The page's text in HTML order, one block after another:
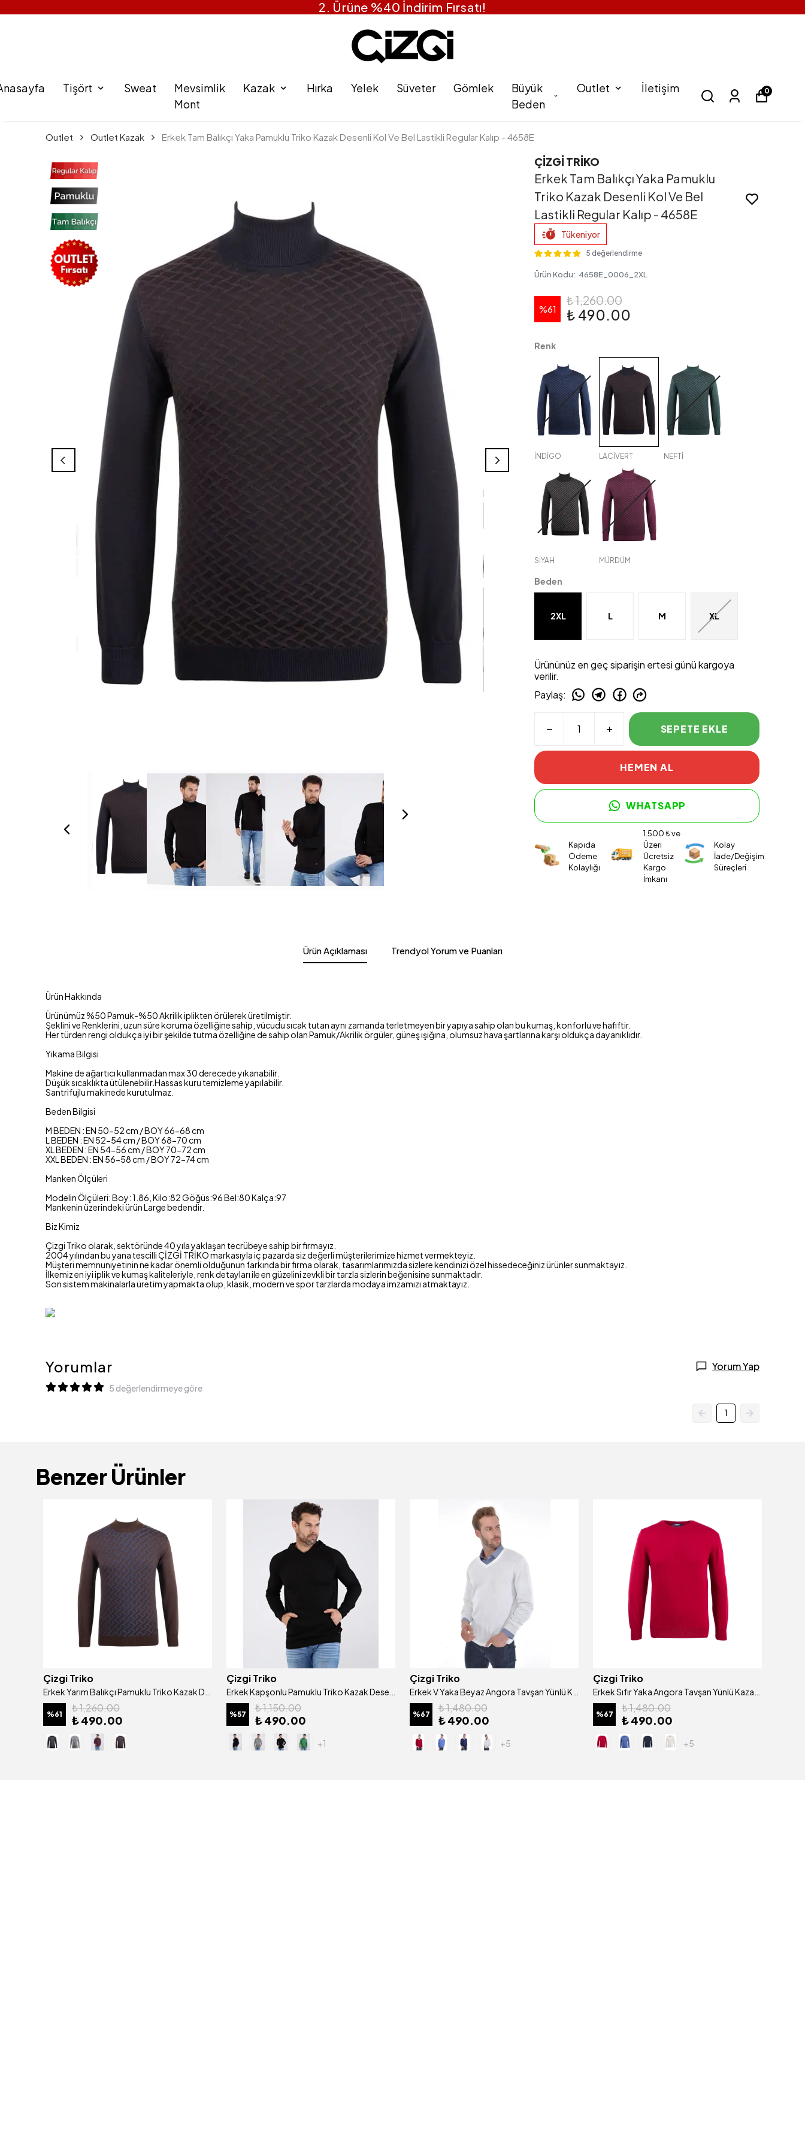
1 Alana 1 Bedava
Tişört Sweat
Mevsimlik
Mont
Kazak Hırka Yelek Süveter Gömlek
Büyük
Beden
Outlet İletişim 0
Outlet Outlet Kazak Erkek Tam Balıkçı Yaka Pamuklu Triko Kazak Desenli Kol Ve Bel Lastikli Regular Kalıp - 4658E
ÇİZGİ TRİKO
Erkek Tam Balıkçı Yaka Pamuklu
Triko Kazak Desenli Kol Ve Bel
Lastikli Regular Kalıp - 4658E
Tükeniyor
5 değerlendirme
Ürün Kodu: 4658E_0006_2XL
%61
₺ 1,260.00
₺ 490.00
Renk
İNDİGO LACİVERT NEFTİ
SİYAH MÜRDÜM
Beden
2XL L M XL
Ürününüz en geç siparişin ertesi günü kargoya
verilir.
Paylaş:
SEPETE EKLE
HEMEN AL
WHATSAPP
Kapıda
Ödeme
Kolaylığı
1.500 ₺ ve
Üzeri
Ücretsiz
Kargo
İmkanı
Kolay
İade/Değişim
Süreçleri
Ürün Açıklaması Trendyol Yorum ve Puanları
Ürün Hakkında
Ürünümüz %50 Pamuk-%50 Akrilik iplikten örülerek üretilmiştir.
Şeklini ve Renklerini, uzun süre koruma özelliğine sahip, vücudu sıcak tutan aynı zamanda terletmeyen bir yapıya sahip olan bu kumaş, konforlu ve hafiftir.
Her türden rengi oldukça iyi bir şekilde tutma özelliğine de sahip olan Pamuk/Akrilik örgüler, güneş ışığına, olumsuz hava şartlarına karşı oldukça dayanıklıdır.
Yıkama Bilgisi
Makine de ağartıcı kullanmadan max 30 derecede yıkanabilir.
Düşük sıcaklıkta ütülenebilir.Hassas kuru temizleme yapılabilir.
Santrifujlu makinede kurutulmaz.
Beden Bilgisi
M BEDEN : EN 50-52 cm / BOY 66-68 cm
L BEDEN : EN 52-54 cm / BOY 68-70 cm
XL BEDEN : EN 54-56 cm / BOY 70-72 cm
XXL BEDEN : EN 56-58 cm / BOY 72-74 cm
Manken Ölçüleri
Modelin Ölçüleri: Boy: 1.86, Kilo:82 Göğüs:96 Bel:80 Kalça:97
Mankenin üzerindeki ürün Large bedendir.
Biz Kimiz
Çizgi Triko olarak, sektöründe 40 yıla yaklaşan tecrübeye sahip bir firmayız.
2004 yılından bu yana tescilli ÇİZGİ TRİKO markasıyla iç pazarda siz değerli müşterilerimize hizmet vermekteyiz.
Müşteri memnuniyetinin ne kadar önemli olduğunun farkında bir firma olarak, tasarımlarımızda sizlere kendinizi özel hissedeceğiniz ürünler sunmaktayız.
İlkemiz en iyi iplik ve kumaş kaliteleriyle, renk detayları ile en güzelini zevkli bir tarzla sizlerin beğenisine sunmaktadır.
Son sistem makinalarla üretim yapmakta olup, klasik, modern ve spor tarzlarda modaya imzamızı atmaktayız.
Yorumlar Yorum Yap
5 değerlendirmeye göre
1
Benzer Ürünler
Çizgi Triko
%61
₺ 1,260.00
₺ 490.00
Çizgi Triko
%57
₺ 1,150.00
₺ 490.00
+1
Çizgi Triko
%67
₺ 1,480.00
₺ 490.00
+5
Çizgi Triko
%67
₺ 1,480.00
₺ 490.00
+5